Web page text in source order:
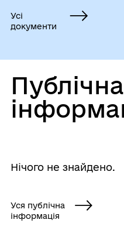
Усі
документи
Публічна
Нічого не знайдено.
Уся публічна
інформація